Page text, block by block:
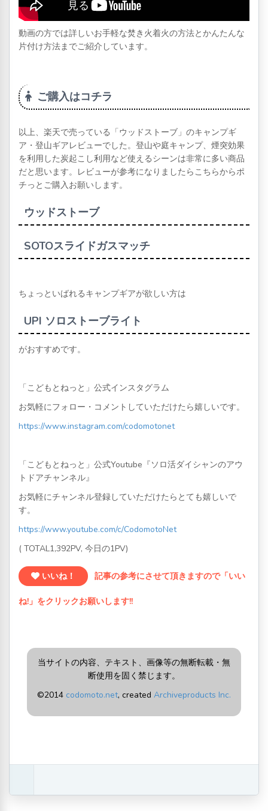
動画の方では詳しいお手軽な焚き火着火の方法とかんたんな
片付け方法までご紹介しています。
ご購入はコチラ
以上、楽天で売っている「ウッドストーブ」のキャンプギ
ア・登山ギアレビューでした。登山や庭キャンプ、煙突効果
を利用した炭起こし利用など使えるシーンは非常に多い商品
だと思います。レビューが参考になりましたらこちらからポ
チっとご購入お願いします。
ウッドストーブ
SOTOスライドガスマッチ
ちょっといばれるキャンプギアが欲しい方は
UPI ソロストーブライト
がおすすめです。
「こどもとねっと」公式インスタグラム
お気軽にフォロー・コメントしていただけたら嬉しいです。
https://www.instagram.com/codomotonet
「こどもとねっと」公式Youtube『ソロ活ダイシャンのアウ
トドアチャンネル』
お気軽にチャンネル登録していただけたらとても嬉しいで
す。
https://www.youtube.com/c/CodomotoNet
( TOTAL1,392PV, 今日の1PV)
いいね！ 記事の参考にさせて頂きますので「いい
ね!」をクリックお願いします!!
当サイトの内容、テキスト、画像等の無断転載・無
断使用を固く禁じます。
©2014 codomoto.net, created Archiveproducts Inc.